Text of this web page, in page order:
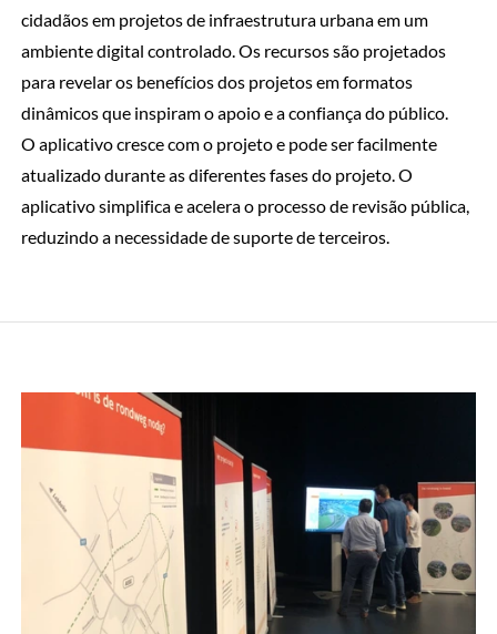
cidadãos em projetos de infraestrutura urbana em um
ambiente digital controlado. Os recursos são projetados
para revelar os benefícios dos projetos em formatos
dinâmicos que inspiram o apoio e a confiança do público.
O aplicativo cresce com o projeto e pode ser facilmente
atualizado durante as diferentes fases do projeto. O
aplicativo simplifica e acelera o processo de revisão pública,
reduzindo a necessidade de suporte de terceiros.